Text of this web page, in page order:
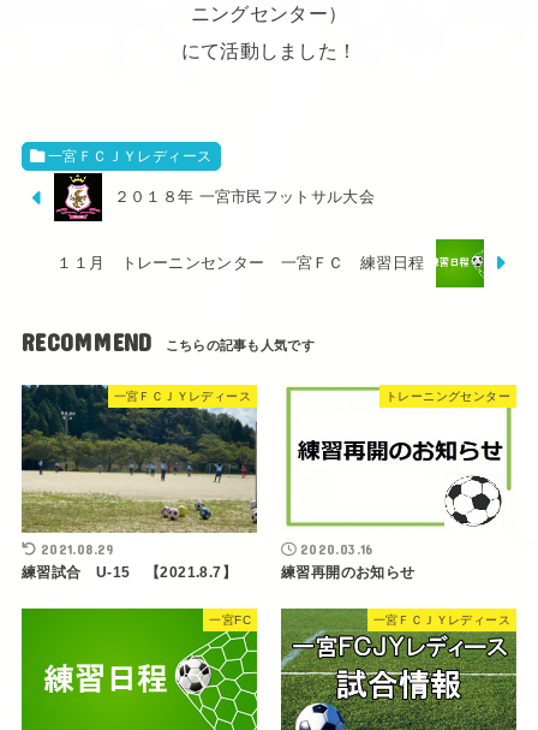
ニングセンター）
にて活動しました！
一宮ＦＣＪＹレディース
２０１８年 一宮市民フットサル大会
１１月 トレーニンセンター 一宮ＦＣ 練習日程
RECOMMEND
一宮ＦＣＪＹレディース
2021.08.29
練習試合 U-15 【2021.8.7】
トレーニングセンター
2020.03.16
練習再開のお知らせ
一宮FC 一宮ＦＣＪＹレディース